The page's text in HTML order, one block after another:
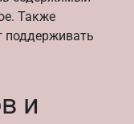
Также
поддерживать
и